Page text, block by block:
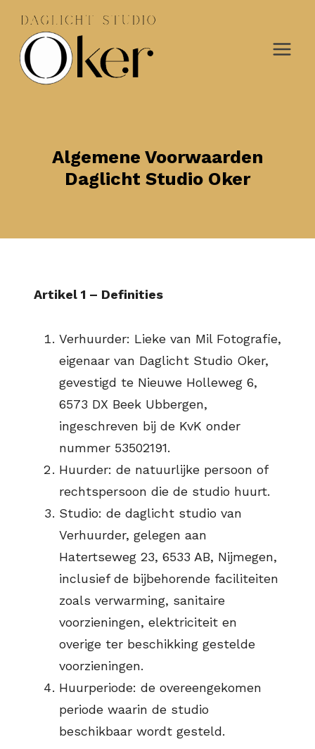
inhoud
Algemene Voorwaarden
Daglicht Studio Oker
Artikel 1 – Definities
Verhuurder: Lieke van Mil Fotografie,
eigenaar van Daglicht Studio Oker,
gevestigd te Nieuwe Holleweg 6,
6573 DX Beek Ubbergen,
ingeschreven bij de KvK onder
nummer 53502191.
Huurder: de natuurlijke persoon of
rechtspersoon die de studio huurt.
Studio: de daglicht studio van
Verhuurder, gelegen aan
Hatertseweg 23, 6533 AB, Nijmegen,
inclusief de bijbehorende faciliteiten
zoals verwarming, sanitaire
voorzieningen, elektriciteit en
overige ter beschikking gestelde
voorzieningen.
Huurperiode: de overeengekomen
periode waarin de studio
beschikbaar wordt gesteld.